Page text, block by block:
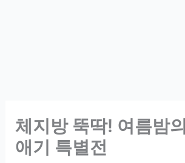
체지방 뚝딱! 여름밤
애기 특별전